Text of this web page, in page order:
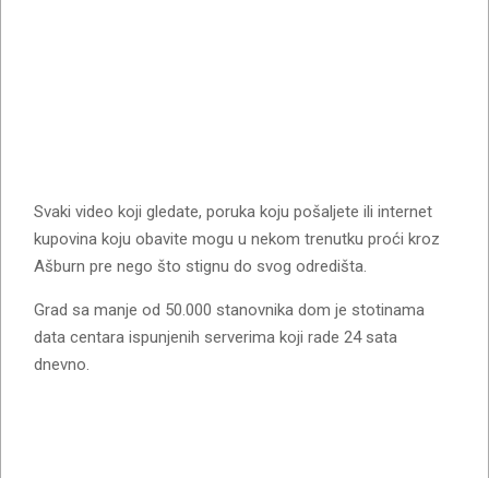
Svaki video koji gledate, poruka koju pošaljete ili internet
kupovina koju obavite mogu u nekom trenutku proći kroz
Ašburn pre nego što stignu do svog odredišta.
Grad sa manje od 50.000 stanovnika dom je stotinama
data centara ispunjenih serverima koji rade 24 sata
dnevno.